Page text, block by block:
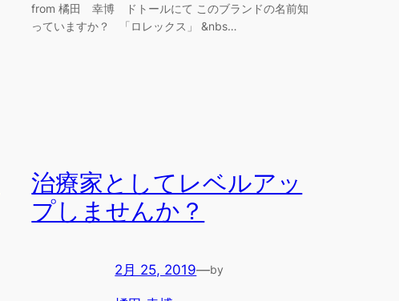
from 橘田 幸博 ドトールにて このブランドの名前知
っていますか？ 「ロレックス」 &nbs…
治療家としてレベルアッ
プしませんか？
2月 25, 2019—by